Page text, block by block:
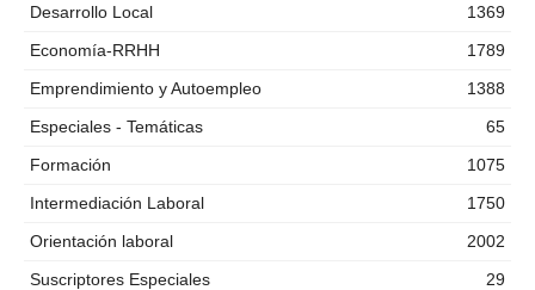
Desarrollo Local
1369
Economía-RRHH
1789
Emprendimiento y Autoempleo
1388
Especiales - Temáticas
65
Formación
1075
Intermediación Laboral
1750
Orientación laboral
2002
Suscriptores Especiales
29